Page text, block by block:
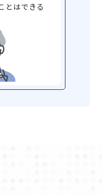
とはできる